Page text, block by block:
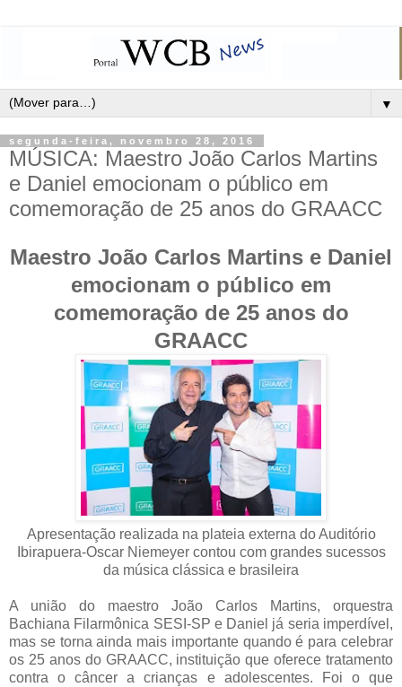
▼
segunda-feira, novembro 28, 2016
MÚSICA: Maestro João Carlos Martins
e Daniel emocionam o público em
comemoração de 25 anos do GRAACC
Maestro João Carlos Martins e Daniel
emocionam o público em
comemoração de 25 anos do
GRAACC
Apresentação realizada na plateia externa do Auditório
Ibirapuera-Oscar Niemeyer contou com grandes sucessos
da música clássica e brasileira
A união do maestro João Carlos Martins, orquestra
Bachiana Filarmônica SESI-SP e Daniel já seria imperdível,
mas se torna ainda mais importante quando é para celebrar
os 25 anos do GRAACC, instituição que oferece tratamento
contra o câncer a crianças e adolescentes. Foi o que